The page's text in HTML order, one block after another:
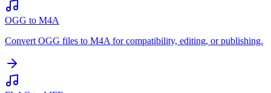
OGG to M4A
Convert OGG files to M4A for compatibility, editing, or publishing.